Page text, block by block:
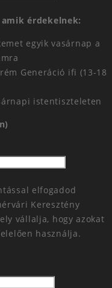
érdekelnek:
egyik vasárnap a
Generáció ifi (13-18
istentiszteleten
elfogadod
Keresztény
vállalja, hogy azokat
használja.